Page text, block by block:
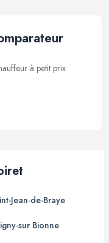
à petit prix
Jean-de-Braye
sur Bionne